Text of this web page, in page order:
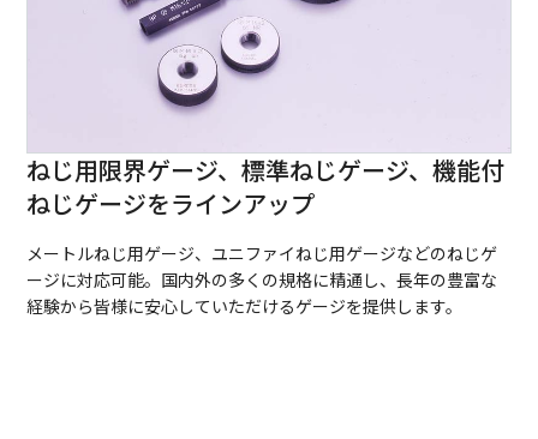
ねじ用限界ゲージ、標準ねじゲージ、機能付
ねじゲージをラインアップ
メートルねじ用ゲージ、ユニファイねじ用ゲージなどのねじゲ
ージに対応可能。国内外の多くの規格に精通し、長年の豊富な
経験から皆様に安心していただけるゲージを提供します。